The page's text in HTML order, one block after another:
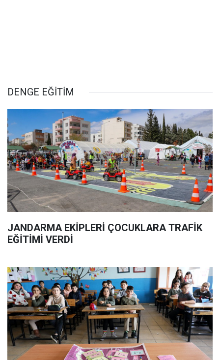
DENGE EĞİTİM
JANDARMA EKİPLERİ ÇOCUKLARA TRAFİK
EĞİTİMİ VERDİ